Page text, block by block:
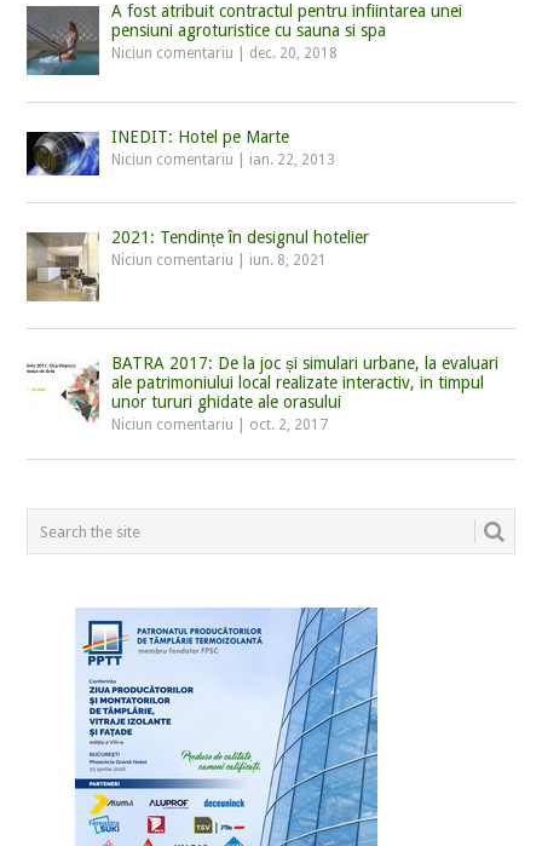
A fost atribuit contractul pentru infiintarea unei
pensiuni agroturistice cu sauna si spa
Niciun comentariu dec. 20, 2018
INEDIT: Hotel pe Marte
Niciun comentariu ian. 22, 2013
2021: Tendințe în designul hotelier
Niciun comentariu iun. 8, 2021
BATRA 2017: De la joc și simulari urbane, la evaluari
ale patrimoniului local realizate interactiv, in timpul
unor tururi ghidate ale orasului
Niciun comentariu oct. 2, 2017